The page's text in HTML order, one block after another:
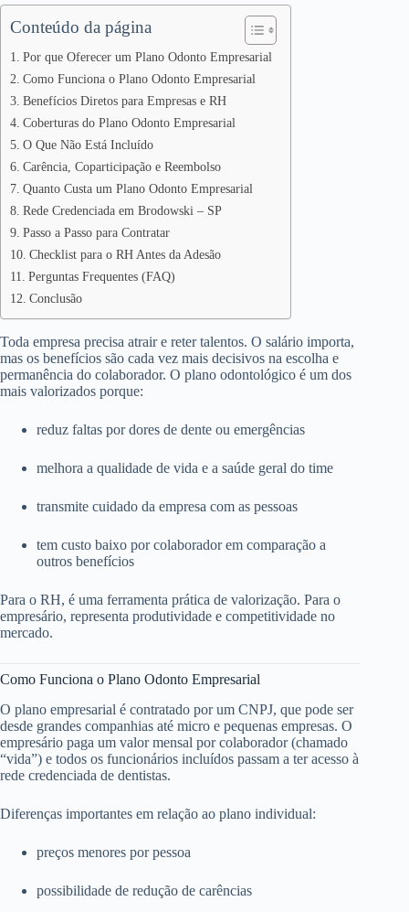
Conteúdo da página
Por que Oferecer um Plano Odonto Empresarial
Como Funciona o Plano Odonto Empresarial
Benefícios Diretos para Empresas e RH
Coberturas do Plano Odonto Empresarial
O Que Não Está Incluído
Carência, Coparticipação e Reembolso
Quanto Custa um Plano Odonto Empresarial
Rede Credenciada em Brodowski – SP
Passo a Passo para Contratar
Checklist para o RH Antes da Adesão
Perguntas Frequentes (FAQ)
Conclusão
Toda empresa precisa atrair e reter talentos. O salário importa,
mas os benefícios são cada vez mais decisivos na escolha e
permanência do colaborador. O plano odontológico é um dos
mais valorizados porque:
reduz faltas por dores de dente ou emergências
melhora a qualidade de vida e a saúde geral do time
transmite cuidado da empresa com as pessoas
tem custo baixo por colaborador em comparação a
outros benefícios
Para o RH, é uma ferramenta prática de valorização. Para o
empresário, representa produtividade e competitividade no
mercado.
Como Funciona o Plano Odonto Empresarial
O plano empresarial é contratado por um CNPJ, que pode ser
desde grandes companhias até micro e pequenas empresas. O
empresário paga um valor mensal por colaborador (chamado
“vida”) e todos os funcionários incluídos passam a ter acesso à
rede credenciada de dentistas.
Diferenças importantes em relação ao plano individual:
preços menores por pessoa
possibilidade de redução de carências